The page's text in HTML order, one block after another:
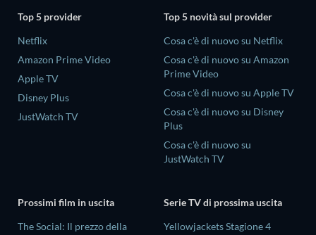
Top 5 provider
Netflix
Amazon Prime Video
Apple TV
Disney Plus
JustWatch TV
Top 5 novità sul provider
Cosa c'è di nuovo su Netflix
Cosa c'è di nuovo su Amazon
Prime Video
Cosa c'è di nuovo su Apple TV
Cosa c'è di nuovo su Disney
Plus
Cosa c'è di nuovo su
JustWatch TV
Prossimi film in uscita
The Social: Il prezzo della
Serie TV di prossima uscita
Yellowjackets Stagione 4